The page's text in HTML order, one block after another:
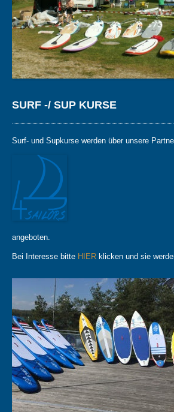
SURF -/ SUP KURSE
Surf- und Supkurse werden über unsere
angeboten.
Bei Interesse bitte HIER klicken und sie